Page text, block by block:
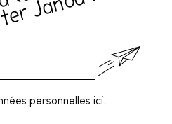
personnelles ici.